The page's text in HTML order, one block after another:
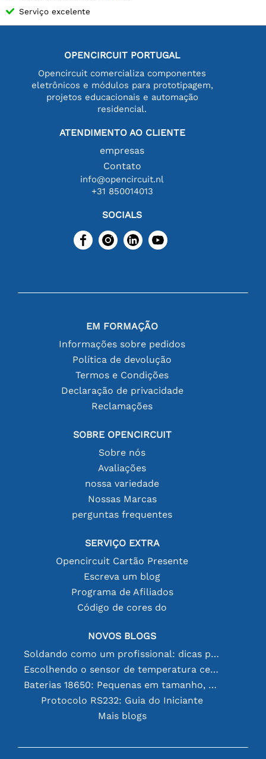
Serviço excelente
OPENCIRCUIT PORTUGAL
Opencircuit comercializa componentes
eletrônicos e módulos para prototipagem,
projetos educacionais e automação
residencial.
ATENDIMENTO AO CLIENTE
empresas
Contato
info@opencircuit.nl
+31 850014013
SOCIALS
EM FORMAÇÃO
Informações sobre pedidos
Política de devolução
Termos e Condições
Declaração de privacidade
Reclamações
SOBRE OPENCIRCUIT
Sobre nós
Avaliações
nossa variedade
Nossas Marcas
perguntas frequentes
SERVIÇO EXTRA
Opencircuit Cartão Presente
Escreva um blog
Programa de Afiliados
Código de cores do
NOVOS BLOGS
Soldando como um profissional: dicas para conexões eletrônicas perfeitas
Escolhendo o sensor de temperatura certo [youtube]
Baterias 18650: Pequenas em tamanho, grandes em desempenho
Protocolo RS232: Guia do Iniciante
Mais blogs